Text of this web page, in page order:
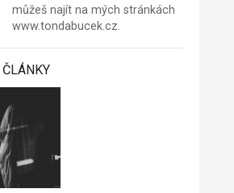
můžeš najít na mých stránkách
www.tondabucek.cz.